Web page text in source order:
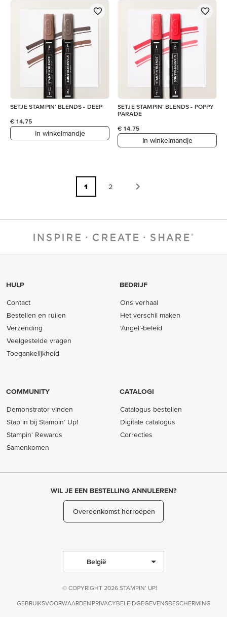
SETJE STAMPIN’ BLENDS - DEEP
€ 14,75
In winkelmandje
SETJE STAMPIN’ BLENDS - POPPY
PARADE
€ 14,75
In winkelmandje
1 2
HULP
Contact
Bestellen en ruilen
Verzending
Veelgestelde vragen
Toegankelijkheid
BEDRIJF
Ons verhaal
Het verschil maken
‘Angel’-beleid
COMMUNITY
Demonstrator vinden
Stap in bij Stampin’ Up!
Stampin' Rewards
Samenkomen
CATALOGI
Catalogus bestellen
Digitale catalogus
Correcties
WIL JE EEN BESTELLING ANNULEREN?
Overeenkomst herroepen
België
© COPYRIGHT 2026 STAMPIN’ UP!
GEBRUIKSVOORWAARDEN PRIVACYBELEIDGEGEVENSBESCHERMING